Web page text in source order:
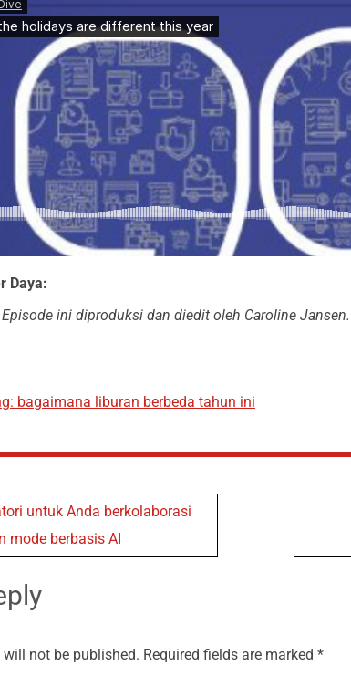
Daya:
ini diproduksi dan diedit oleh Caroline Jansen.
bagaimana liburan berbeda tahun ini
untuk Anda berkolaborasi
mode berbasis AI
not be published. Required fields are marked *